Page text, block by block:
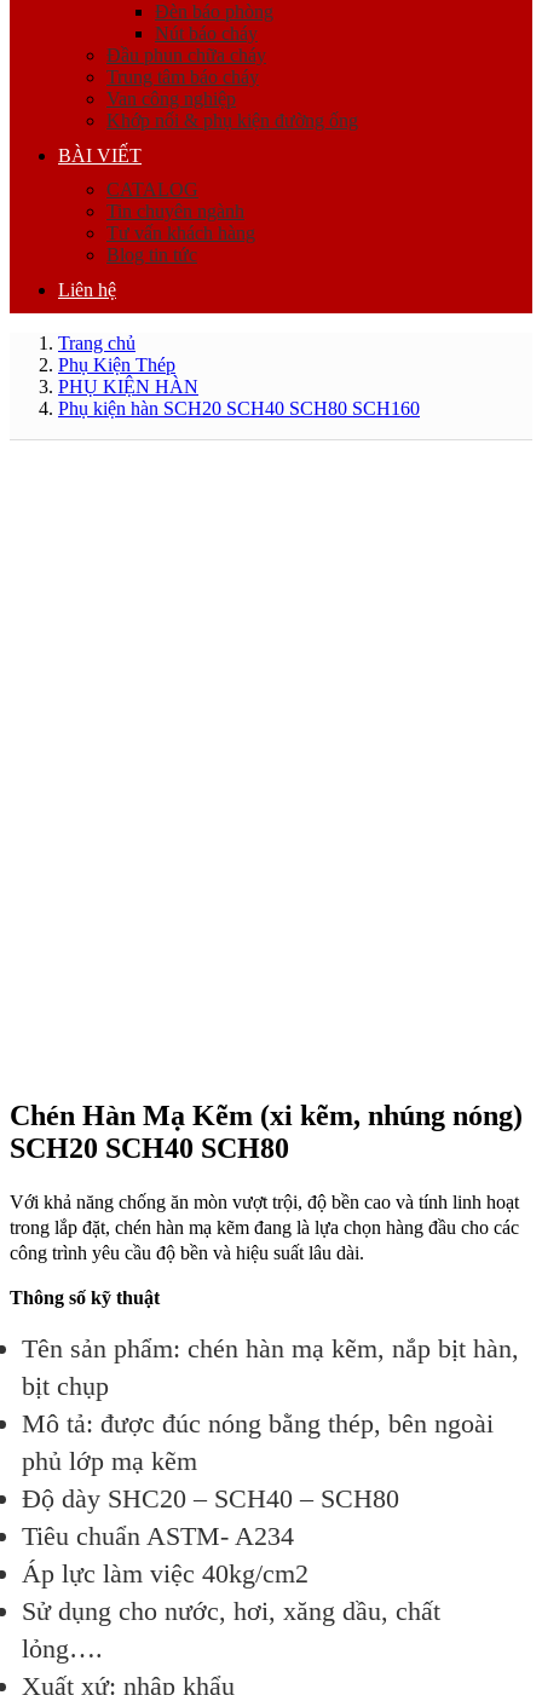
Đèn báo phòng
Nút báo cháy
Đầu phun chữa cháy
Trung tâm báo cháy
Van công nghiệp
Khớp nối & phụ kiện đường ống
BÀI VIẾT
CATALOG
Tin chuyên ngành
Tư vấn khách hàng
Blog tin tức
Liên hệ
Trang chủ
Phụ Kiện Thép
PHỤ KIỆN HÀN
Phụ kiện hàn SCH20 SCH40 SCH80 SCH160
Chén Hàn Mạ Kẽm (xi kẽm, nhúng nóng)
SCH20 SCH40 SCH80
Với khả năng chống ăn mòn vượt trội, độ bền cao và tính linh hoạt
trong lắp đặt, chén hàn mạ kẽm đang là lựa chọn hàng đầu cho các
công trình yêu cầu độ bền và hiệu suất lâu dài.
Thông số kỹ thuật
Tên sản phẩm: chén hàn mạ kẽm, nắp bịt hàn,
bịt chụp
Mô tả: được đúc nóng bằng thép, bên ngoài
phủ lớp mạ kẽm
Độ dày SHC20 – SCH40 – SCH80
Tiêu chuẩn ASTM- A234
Áp lực làm việc 40kg/cm2
Sử dụng cho nước, hơi, xăng dầu, chất
lỏng….
Xuất xứ: nhập khẩu